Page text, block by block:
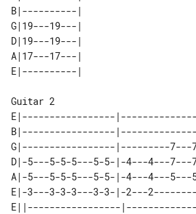
B|----------|
G|19---19---|
D|19---19---|
A|17---17---|
E|-----------------
B|-----------------
G|-----------------|---------7---
D|-5---5-5-5---5-5-|-4---4---7---
A|-5---5-5-5---5-5-|-4---4---5---
E|-3---3-3-3---3-3-|-2---
E||-----------------